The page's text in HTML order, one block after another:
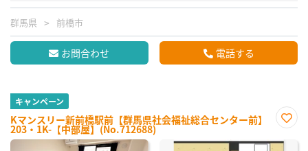
群馬県 前橋市
お問合わせ 電話する
キャンペーン
Kマンスリー新前橋駅前【群馬県社会福祉総合センター前】
203・1K-【中部屋】(No.712688)
に入